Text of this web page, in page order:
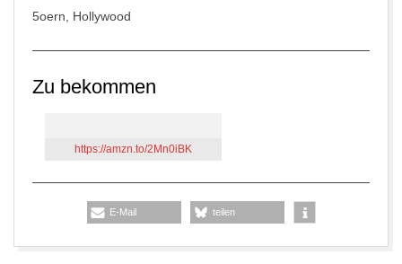
5oern, Hollywood
Zu bekommen
https://amzn.to/2Mn0iBK
E-Mail teilen